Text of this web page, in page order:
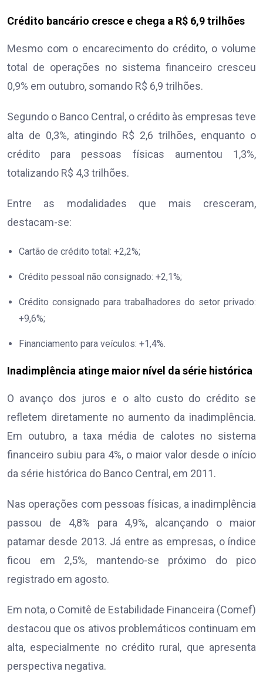
Crédito bancário cresce e chega a R$ 6,9 trilhões
Mesmo com o encarecimento do crédito, o volume
total de operações no sistema financeiro cresceu
0,9% em outubro, somando R$ 6,9 trilhões.
Segundo o Banco Central, o crédito às empresas teve
alta de 0,3%, atingindo R$ 2,6 trilhões, enquanto o
crédito para pessoas físicas aumentou 1,3%,
totalizando R$ 4,3 trilhões.
Entre as modalidades que mais cresceram,
destacam-se:
Cartão de crédito total: +2,2%;
Crédito pessoal não consignado: +2,1%;
Crédito consignado para trabalhadores do setor privado:
+9,6%;
Financiamento para veículos: +1,4%.
Inadimplência atinge maior nível da série histórica
O avanço dos juros e o alto custo do crédito se
refletem diretamente no aumento da inadimplência.
Em outubro, a taxa média de calotes no sistema
financeiro subiu para 4%, o maior valor desde o início
da série histórica do Banco Central, em 2011.
Nas operações com pessoas físicas, a inadimplência
passou de 4,8% para 4,9%, alcançando o maior
patamar desde 2013. Já entre as empresas, o índice
ficou em 2,5%, mantendo-se próximo do pico
registrado em agosto.
Em nota, o Comitê de Estabilidade Financeira (Comef)
destacou que os ativos problemáticos continuam em
alta, especialmente no crédito rural, que apresenta
perspectiva negativa.